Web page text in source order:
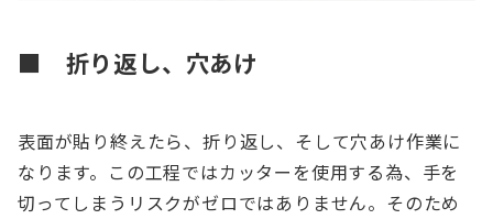
■ 折り返し、穴あけ
表面が貼り終えたら、折り返し、そして穴あけ作業に
なります。この工程ではカッターを使用する為、手を
切ってしまうリスクがゼロではありません。そのため